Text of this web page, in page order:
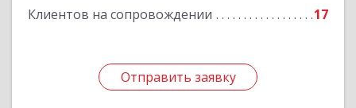
Клиентов на сопровождении 17
Отправить заявку
Отправить заявку